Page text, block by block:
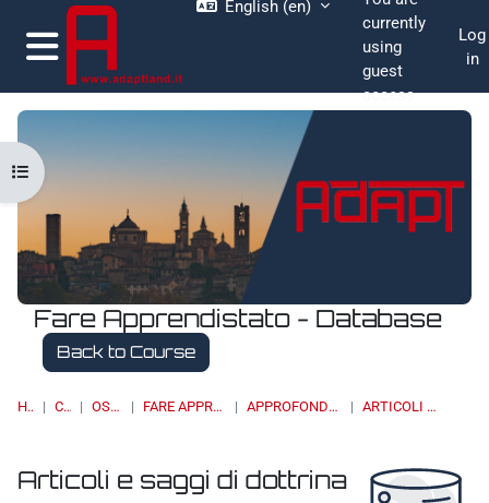
Skip to main content
Side panel
English ‎(en)‎
currently
using
guest
access
Log
in
Fare Apprendistato - Database
Back to Course
HOME COURSES OSSERVATORI FARE APPRENDISTATO - DATABASE APPROFONDIMENTI, STUDI E RICERCHE ARTICOLI E SAGGI DI DOTTRINA
Open course index
Articoli e saggi di dottrina